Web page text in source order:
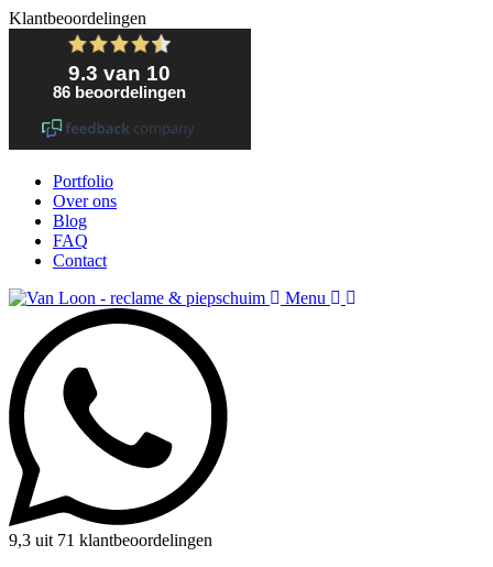
Klantbeoordelingen
Portfolio
Over ons
Blog
FAQ
Contact
Menu
9,3 uit 71 klantbeoordelingen